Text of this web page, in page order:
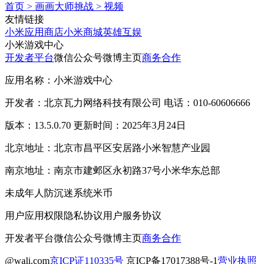
首页 > 画画大师挑战 > 视频
友情链接
小米应用商店小米商城英雄互娱
小米游戏中心
开发者平台微信公众号微博主页商务合作
应用名称：小米游戏中心
开发者：北京瓦力网络科技有限公司 电话：010-60606666
版本：13.5.0.70 更新时间：2025年3月24日
北京地址：北京市昌平区安居路小米智慧产业园
南京地址：南京市建邺区永初路37号小米华东总部
未成年人防沉迷系统米币
用户应用权限隐私协议用户服务协议
开发者平台微信公众号微博主页商务合作
@wali.com京ICP证110335号 京ICP备17017388号-1营业执照